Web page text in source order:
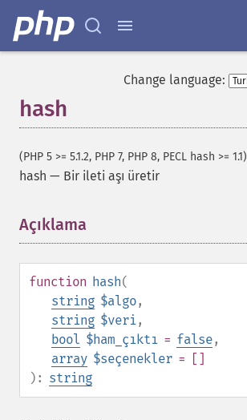
Change language:
hash
(PHP 5 >= 5.1.2, PHP 7, PHP 8, PECL hash >= 1.1)
hash — Bir ileti aşı üretir
Açıklama
function hash(
string $algo,
string $veri,
bool $ham_çıktı = false,
array $seçenekler = []
): string